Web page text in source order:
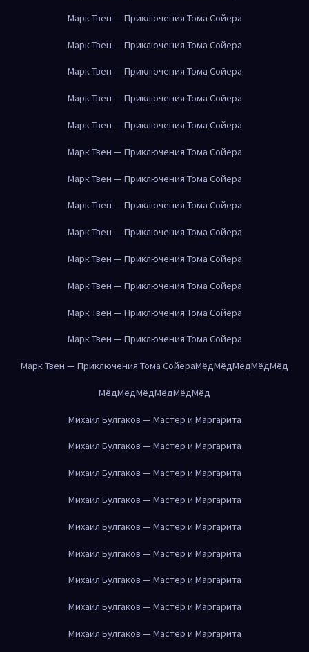
Марк Твен — Приключения Тома Сойера
Марк Твен — Приключения Тома Сойера
Марк Твен — Приключения Тома Сойера
Марк Твен — Приключения Тома Сойера
Марк Твен — Приключения Тома Сойера
Марк Твен — Приключения Тома Сойера
Марк Твен — Приключения Тома Сойера
Марк Твен — Приключения Тома Сойера
Марк Твен — Приключения Тома Сойера
Марк Твен — Приключения Тома Сойера
Марк Твен — Приключения Тома Сойера
Марк Твен — Приключения Тома Сойера
Марк Твен — Приключения Тома Сойера
Марк Твен — Приключения Тома СойераМёдМёдМёдМёдМёд
МёдМёдМёдМёдМёдМёд
Михаил Булгаков — Мастер и Маргарита
Михаил Булгаков — Мастер и Маргарита
Михаил Булгаков — Мастер и Маргарита
Михаил Булгаков — Мастер и Маргарита
Михаил Булгаков — Мастер и Маргарита
Михаил Булгаков — Мастер и Маргарита
Михаил Булгаков — Мастер и Маргарита
Михаил Булгаков — Мастер и Маргарита
Михаил Булгаков — Мастер и Маргарита